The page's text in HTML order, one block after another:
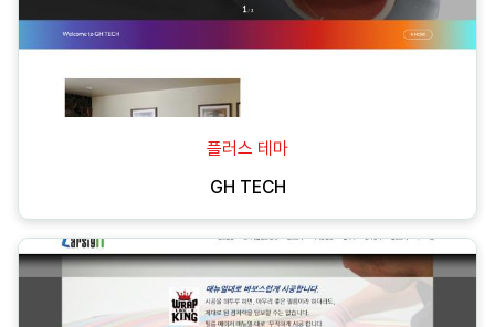
플러스 테마
GH TECH